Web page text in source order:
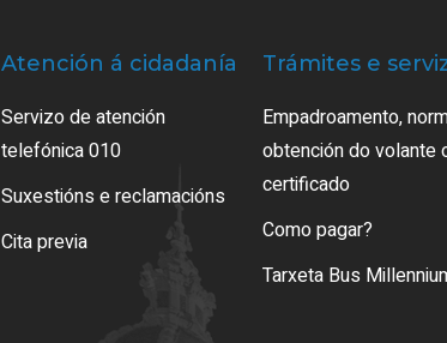
Atención á cidadanía
Servizo de atención
telefónica 010
Suxestións e reclamacións
Cita previa
Trámites e
Empadroamento,
obtención do volante
certificado
Como pagar?
Tarxeta Bus